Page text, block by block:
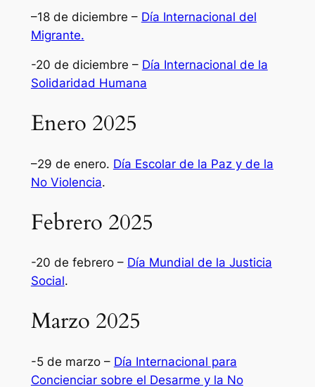
–18 de diciembre – Día Internacional del
Migrante.
-20 de diciembre – Día Internacional de la
Solidaridad Humana
Enero 2025
–29 de enero. Día Escolar de la Paz y de la
No Violencia.
Febrero 2025
-20 de febrero – Día Mundial de la Justicia
Social.
Marzo 2025
-5 de marzo – Día Internacional para
Concienciar sobre el Desarme y la No